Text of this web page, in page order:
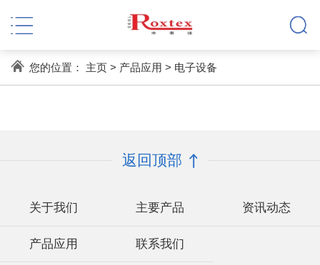
您的位置： 主页> 产品应用 > 电子设备
返回顶部
关于我们 主要产品 资讯动态
产品应用 联系我们